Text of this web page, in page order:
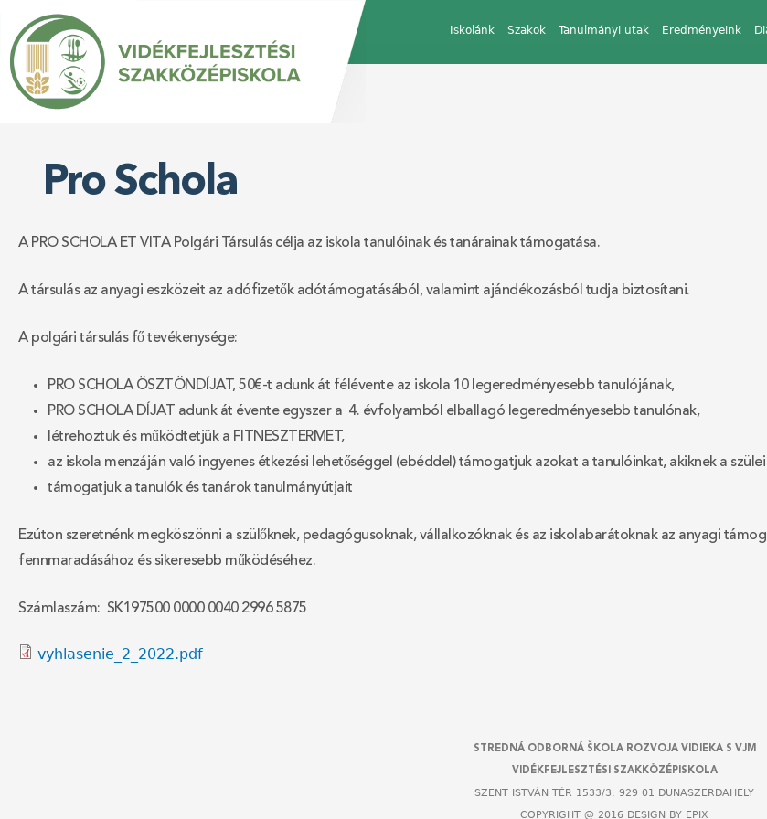
Jump
to
navigation
Iskolánk Szakok Tanulmányi utak Eredményeink
Back
to
Pro Schola
A PRO SCHOLA ET VITAPolgári Társulás célja az iskola tanulóinak és tanárainak támogatása.
A társulás az anyagi eszközeit az adófizetők adótámogatásából, valamint ajándékozásból tudja biztosítani.
A polgári társulás fő tevékenysége:
PRO SCHOLA ÖSZTÖNDÍJAT, 50€-t adunk át félévente az iskola 10 legeredményesebb tanulójának,
PRO SCHOLA DÍJAT adunk át évente egyszer a 4. évfolyamból elballagó legeredményesebb tanulónak,
létrehoztuk és működtetjük a FITNESZTERMET,
az iskola menzáján való ingyenes étkezési lehetőséggel (ebéddel) támogatjuk azokat a tanulóinkat, akiknek a
támogatjuk a tanulók és tanárok tanulmányútjait
Ezúton szeretnénk megköszönni a szülőknek, pedagógusoknak, vállalkozóknak és az iskolabarátoknak az anyagi
fennmaradásához és sikeresebb működéséhez.
Számlaszám: SK197500 0000 0040 2996 5875
vyhlasenie_2_2022.pdf
Back
to
top
STREDNÁ ODBORNÁ ŠKOLA ROZVOJA VIDIEKA S VJM
VIDÉKFEJLESZTÉSI SZAKKÖZÉPISKOLA
SZENT ISTVÁN TÉR 1533/3, 929 01 DUNASZERDAHELY
COPYRIGHT @ 2016 DESIGN BY EPIX